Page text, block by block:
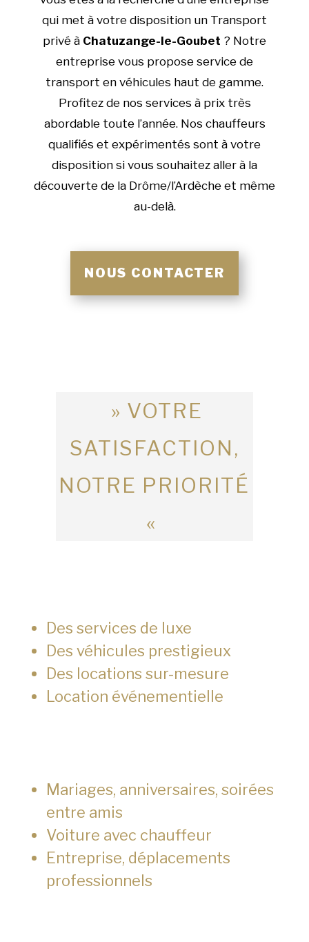
qui met à votre disposition un Transport
privé à Chatuzange-le-Goubet ? Notre
entreprise vous propose service de
transport en véhicules haut de gamme.
Profitez de nos services à prix très
abordable toute l’année. Nos chauffeurs
qualifiés et expérimentés sont à votre
disposition si vous souhaitez aller à la
découverte de la Drôme/l’Ardèche et même
au-delà.
NOUS CONTACTER
» VOTRE
SATISFACTION,
NOTRE PRIORITÉ
«
Des services de luxe
Des véhicules prestigieux
Des locations sur-mesure
Location événementielle
Mariages, anniversaires, soirées
entre amis
Voiture avec chauffeur
Entreprise, déplacements
professionnels